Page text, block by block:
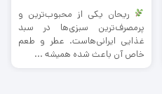
ریحان یکی از محبوب‌ترین و
پرمصرف‌ترین سبزی‌ها در سبد
غذایی ایرانی‌هاست. عطر و طعم
خاص آن باعث شده همیشه ...